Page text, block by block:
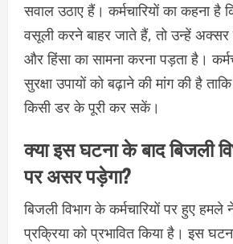
सवाल उठाए हैं। कर्मचारियों का कहना है
वसूली करने बाहर जाते हैं, तो उन्हें
और हिंसा का सामना करना पड़ता है।
सुरक्षा उपायों को बढ़ाने की मांग की है
किसी डर के पूरी कर सकें।
क्या इस घटना के बाद बिजली
पर असर पड़ेगा?
बिजली विभाग के कर्मचारियों पर हुए
प्रक्रिया को प्रभावित किया है। इस